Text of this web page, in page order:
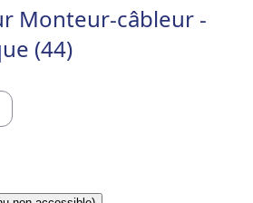
Monteur-câbleur -
(44)